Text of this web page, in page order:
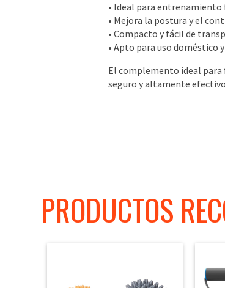
• Ideal para
• Mejora la postura y el
• Compacto y fácil de
• Apto para uso doméstico
El complemento ideal
seguro y altamente
PRODUCTOS